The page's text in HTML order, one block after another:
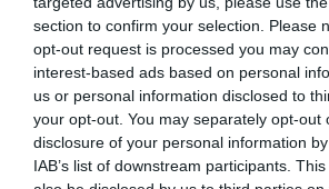
section to confirm your selection. Please
opt-out request is processed you may
interest-based ads based on personal
us or personal information disclosed to
your opt-out. You may separately opt-out
disclosure of your personal information
IAB’s list of downstream participants.
Πληροφορίες / Κρατήσεις:
ntng.gr
Ακολουθήστε το Culturenow.gr στο
μάθετε πρώτοι όλες τις ειδήσεις